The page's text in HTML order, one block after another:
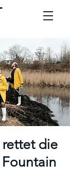
rettet die